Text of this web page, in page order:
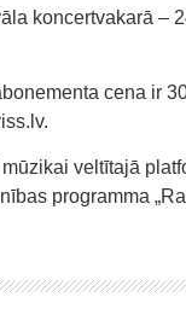
koncertvakarā –
cena ir
veltītajā
programma